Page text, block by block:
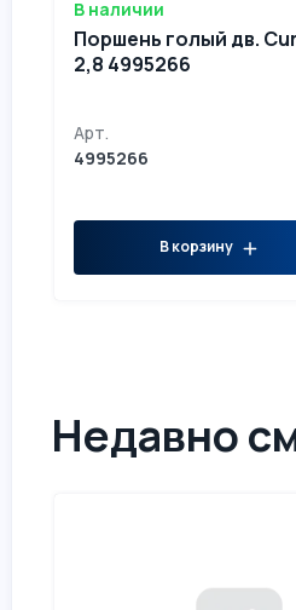
В наличии
Поршень голый дв.
2,8 4995266
Арт.
4995266
В корзину
Недавно